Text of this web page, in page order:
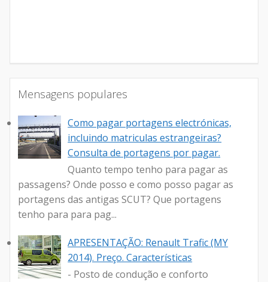
Mensagens populares
Como pagar portagens electrónicas,
incluindo matriculas estrangeiras?
Consulta de portagens por pagar.
Quanto tempo tenho para pagar as
passagens? Onde posso e como posso pagar as
portagens das antigas SCUT? Que portagens
tenho para para pag...
APRESENTAÇÃO: Renault Trafic (MY
2014). Preço. Características
- Posto de condução e conforto